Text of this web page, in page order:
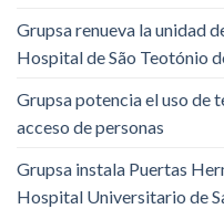
Grupsa renueva la unidad
Hospital de São Teotónio
Grupsa potencia el uso de
acceso de personas
Grupsa instala Puertas
Hospital Universitario de